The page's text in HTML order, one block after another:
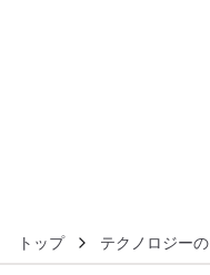
トップ テクノロジー